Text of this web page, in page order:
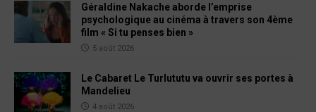
Géraldine Nakache aborde l’emprise
psychologique au cinéma à travers son 4ème
film « Si tu penses bien »
5 août 2026
Le Cabaret Le Turlututu va ouvrir ses portes à
Mandelieu
4 août 2026